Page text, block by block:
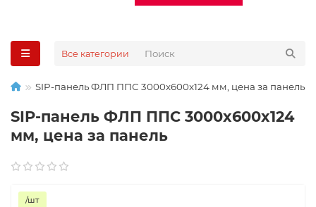
Все категории
SIP-панель ФЛП ППС 3000x600x124 мм, цена за панель
SIP-панель ФЛП ППС 3000x600x124
мм, цена за панель
/шт